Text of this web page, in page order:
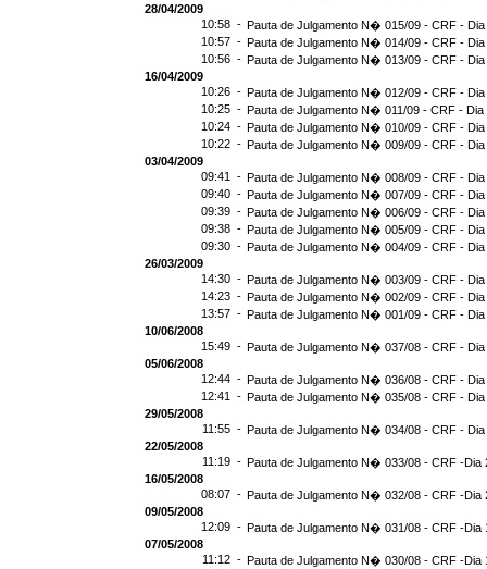
28/04/2009
10:58 - Pauta de Julgamento N� 015/09 - CRF - Dia
10:57 - Pauta de Julgamento N� 014/09 - CRF - Dia
10:56 - Pauta de Julgamento N� 013/09 - CRF - Dia
16/04/2009
10:26 - Pauta de Julgamento N� 012/09 - CRF - Dia
10:25 - Pauta de Julgamento N� 011/09 - CRF - Dia
10:24 - Pauta de Julgamento N� 010/09 - CRF - Dia
10:22 - Pauta de Julgamento N� 009/09 - CRF - Dia
03/04/2009
09:41 - Pauta de Julgamento N� 008/09 - CRF - Dia
09:40 - Pauta de Julgamento N� 007/09 - CRF - Dia
09:39 - Pauta de Julgamento N� 006/09 - CRF - Dia
09:38 - Pauta de Julgamento N� 005/09 - CRF - Dia
09:30 - Pauta de Julgamento N� 004/09 - CRF - Dia
26/03/2009
14:30 - Pauta de Julgamento N� 003/09 - CRF - Dia
14:23 - Pauta de Julgamento N� 002/09 - CRF - Dia
13:57 - Pauta de Julgamento N� 001/09 - CRF - Dia
10/06/2008
15:49 - Pauta de Julgamento N� 037/08 - CRF - Dia
05/06/2008
12:44 - Pauta de Julgamento N� 036/08 - CRF - Dia
12:41 - Pauta de Julgamento N� 035/08 - CRF - Dia
29/05/2008
11:55 - Pauta de Julgamento N� 034/08 - CRF - Dia
22/05/2008
11:19 - Pauta de Julgamento N� 033/08 - CRF -Dia
16/05/2008
08:07 - Pauta de Julgamento N� 032/08 - CRF -Dia
09/05/2008
12:09 - Pauta de Julgamento N� 031/08 - CRF -Dia
07/05/2008
11:12 - Pauta de Julgamento N� 030/08 - CRF -Dia